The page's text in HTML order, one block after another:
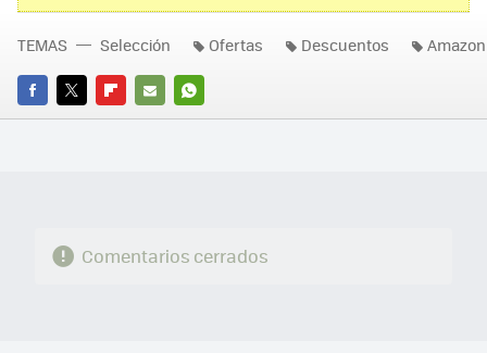
FACEBOOK
TWITTERFLIPBOARD
E-
WHATSAPP
TEMAS Selección Ofertas Descuentos
Comentarios cerrados